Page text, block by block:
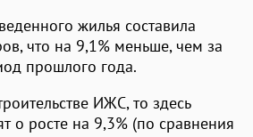
жилья составила
что на 9,1% меньше, чем за
прошлого года.
ИЖС, то здесь
о росте на 9,3% (по сравнения